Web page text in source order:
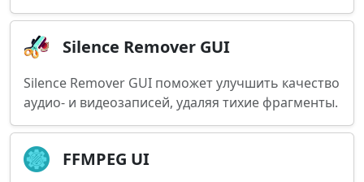
Silence Remover GUI
Silence Remover GUI поможет улучшить качество
аудио- и видеозаписей, удаляя тихие фрагменты.
FFMPEG UI